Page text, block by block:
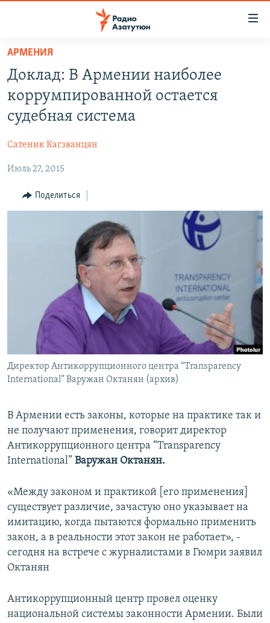
Перейти
основному
содержанию
Перейти
основной
Перейти
поиску
НОВОСТИ
ПОЛИТИКА
ЭКОНОМИКА
РЕГИОН
НАГОРНЫЙ КАРАБАХ
Русский
Все сайты Радио Азатутюн
АРМЕНИЯ
Доклад: В Армении наиболее
коррумпированной остается
судебная система
Сатеник Кагзванцян
Июль 27, 2015
Поделиться
Директор Антикоррупционного центра “Transparency
International” Варужан Октанян (архив)
В Армении есть законы, которые на практике так и
не получают применения, говорит директор
Антикоррупционного центра “Transparency
International” Варужан Октанян.
«Между законом и практикой [его применения]
существует различие, зачастую оно указывает на
имитацию, когда пытаются формально применить
закон, а в реальности этот закон не работает», -
сегодня на встрече с журналистами в Гюмри заявил
Октанян
Антикоррупционный центр провел оценку
национальной системы законности Армении. Были